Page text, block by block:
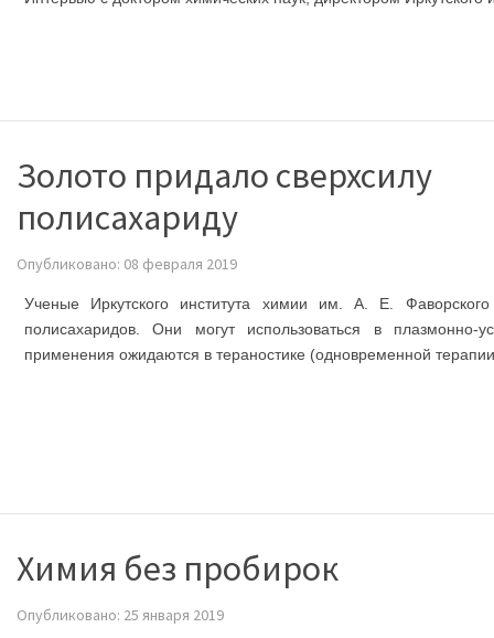
Золото придало сверхсилу
полисахариду
Опубликовано: 08 февраля 2019
Ученые Иркутского института химии им. А. Е.
полисахаридов. Они могут использоваться в
применения ожидаются в тераностике (одновременной
Химия без пробирок
Опубликовано: 25 января 2019